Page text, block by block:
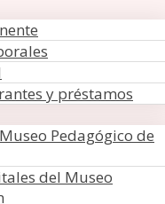
y préstamos
Pedagógico de
del Museo